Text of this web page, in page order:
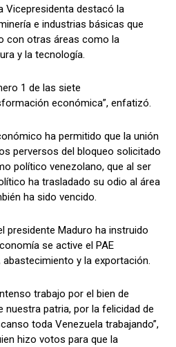
Vicepresidenta destacó la
e industrias básicas que
con otras áreas como la
y la tecnología.
1 de las siete
económica”, enfatizó.
ha permitido que la unión
perversos del bloqueo solicitado
político venezolano, que al ser
ha trasladado su odio al área
ha sido vencido.
presidente Maduro ha instruido
se active el PAE
y la exportación.
trabajo por el bien de
nuestra patria, por la felicidad de
toda Venezuela trabajando”,
hizo votos para que la